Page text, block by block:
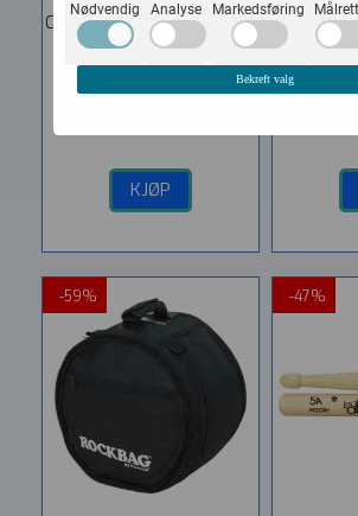
Clear Pinstripe® heads are
made with two 7-mil
Mylar® plies, and have
quick...
KJØP
Clear
made
Mylar®
-59% -47%
Nødvendig Analyse Markedsføring
Bekreft valg